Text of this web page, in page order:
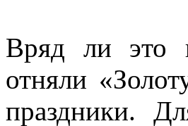
Вряд ли это
отняли
праздники.